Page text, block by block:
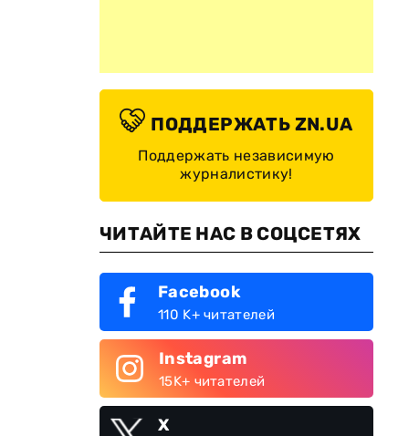
ПОДДЕРЖАТЬ ZN.UA
Поддержать независимую
журналистику!
ЧИТАЙТЕ НАС В СОЦСЕТЯХ
Facebook
110 K+ читателей
Instagram
15K+ читателей
X